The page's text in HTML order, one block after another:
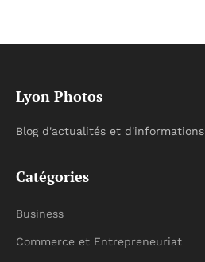
Lyon Photos
Blog d'actualités et d'informations
Catégories
Business
Commerce et Entrepreneuriat